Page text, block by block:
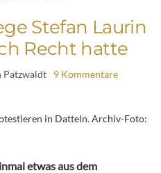
Stefan Laurin
Recht hatte
Patzwaldt 9 Kommentare
in Datteln. Archiv-Foto:
etwas aus dem